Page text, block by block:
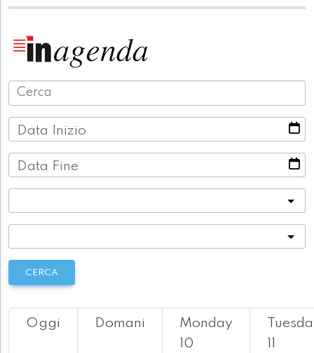
Data Inizio
Data Fine
CERCA
Oggi Domani
Monday
10
11